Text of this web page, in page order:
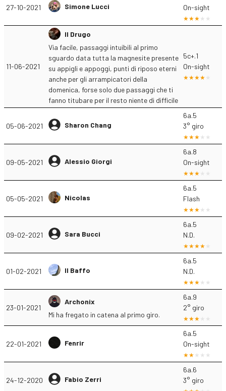
27-10-2021 Simone Lucci
On-sight
11-06-2021
Il Drugo
Via facile, passaggi intuibili al primo
sguardo data tutta la magnesite presente
su appigli e appoggi, punti di riposo eterni
anche per gli arrampicatori della
domenica, forse solo due passaggi che ti
fanno titubare per il resto niente di difficile
5c+.1
On-sight
05-06-2021 Sharon Chang
6a.5
3° giro
09-05-2021 Alessio Giorgi
6a.8
On-sight
05-05-2021 Nicolas
6a.5
Flash
09-02-2021 Sara Bucci
6a.5
N.D.
01-02-2021 Il Baffo
6a.5
N.D.
23-01-2021
Archonix
Mi ha fregato in catena al primo giro.
6a.9
2° giro
22-01-2021 Fenrir
6a.5
On-sight
24-12-2020 Fabio Zerri
6a.6
3° giro